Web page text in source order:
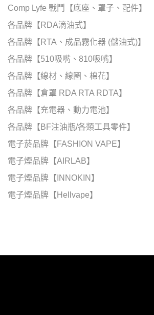
Comp Lyfe 戰鬥【底座、罩子、配件】
各品牌【RDA滴油式】
各品牌【RTA、成品霧化器 (儲油式)】
各品牌【510吸嘴、810吸嘴】
各品牌【線材、線圈、棉花】
各品牌【倉罩 RDA RTA RDTA】
各品牌【充電器、動力電池】
各品牌【BF注油瓶/各類工具零件】
電子菸品牌【FASHION VAPE】
電子煙品牌【AIRLAB】
電子煙品牌【INNOKIN】
電子煙品牌【Hellvape】